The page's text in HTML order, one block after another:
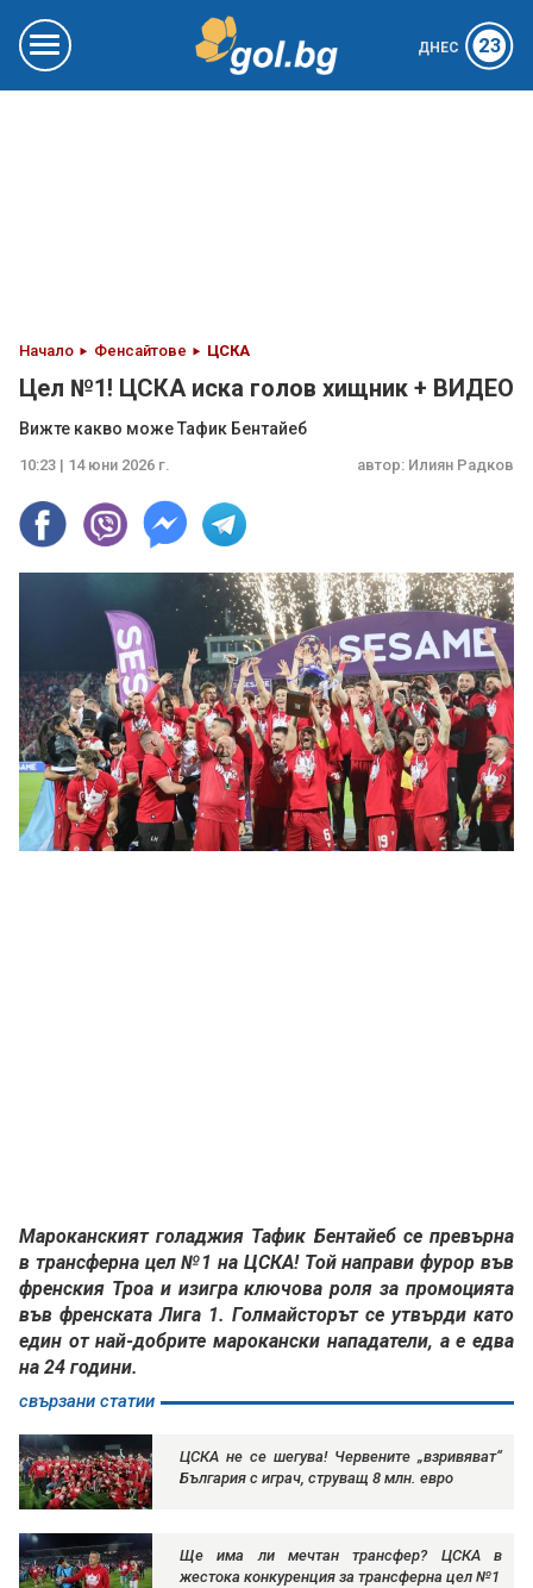
ДНЕС 23
Начало Фенсайтове ЦСКА
Цел №1! ЦСКА иска голов хищник + ВИДЕО
Вижте какво може Тафик Бентайеб
10:23 | 14 юни 2026 г. автор: Илиян Радков
Мароканският голаджия Тафик Бентайеб се превърна
в трансферна цел №1 на ЦСКА! Той направи фурор във
френския Троа и изигра ключова роля за промоцията
във френската Лига 1. Голмайсторът се утвърди като
един от най-добрите марокански нападатели, а е едва
на 24 години.
свързани статии
ЦСКА не се шегува! Червените „взривяват“
България с играч, струващ 8 млн. евро
Ще има ли мечтан трансфер? ЦСКА в
жестока конкуренция за трансферна цел №1